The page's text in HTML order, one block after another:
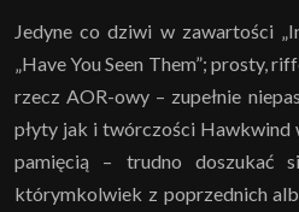
Jedyne co dziwi w zawartości
„Have You Seen Them”; prosty,
rzecz AOR-owy – zupełnie
płyty jak i twórczości Hawkwind
pamięcią – trudno doszukać
którymkolwiek z poprzednich